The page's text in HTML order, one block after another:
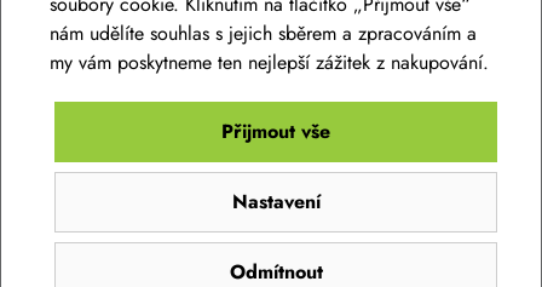
COB diody nabíjecí přes USB kabel
399 Kč
Skladem na prodejně
nám udělíte souhlas s jejich sběrem a zpracováním a
my vám poskytneme ten nejlepší zážitek z nakupování.
Odmítnout
Nastavení
Přijmout vše